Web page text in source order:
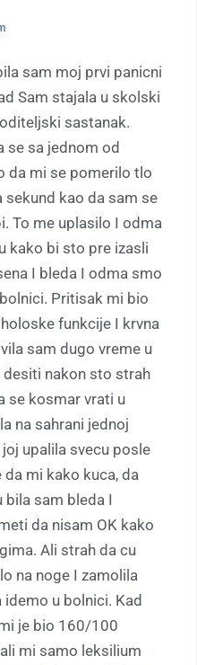
sam moj prvi panicni
Sam stajala u skolski
sastanak.
se sa jednom od
da mi se pomerilo tlo
kao da sam se
To me uplasilo I odma
kako bi sto pre izasli
I bleda I odma smo
Pritisak mi bio
funkcije I krvna
sam dugo vreme u
nakon sto strah
se kosmar vrati u
na sahrani jednoj
upalila svecu posle
mi kako kuca, da
bila sam bleda I
da nisam OK kako
Ali strah da cu
na noge I zamolila
u bolnici. Kad
je bio 160/100
mi samo leksilium